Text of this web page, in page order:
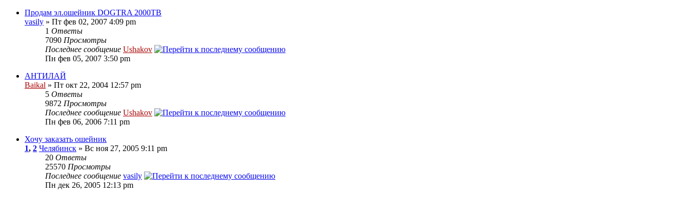
Продам эл.ошейник DOGTRA 2000TB
vasily » Пт фев 02, 2007 4:09 pm
1 Ответы
7090 Просмотры
Последнее сообщение Ushakov
Пн фев 05, 2007 3:50 pm
АНТИЛАЙ
Baikal » Пт окт 22, 2004 12:57 pm
5 Ответы
9872 Просмотры
Последнее сообщение Ushakov
Пн фев 06, 2006 7:11 pm
Хочу заказать ошейник
1, 2 Челябинск » Вс ноя 27, 2005 9:11 pm
20 Ответы
25570 Просмотры
Последнее сообщение vasily
Пн дек 26, 2005 12:13 pm